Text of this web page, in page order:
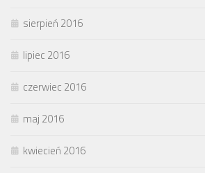
sierpień 2016
lipiec 2016
czerwiec 2016
maj 2016
kwiecień 2016